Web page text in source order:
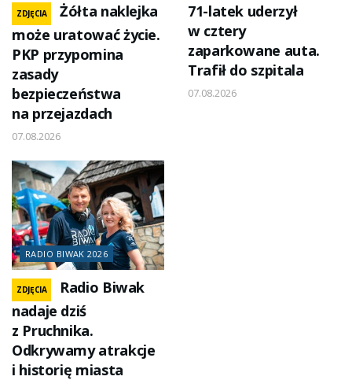
ZDJĘCIA
Żółta naklejka
może uratować życie.
PKP przypomina
zasady
bezpieczeństwa
na przejazdach
07.08.2026
71-latek uderzył
w cztery
zaparkowane auta.
Trafił do szpitala
07.08.2026
RADIO BIWAK 2026
ZDJĘCIA
Radio Biwak
nadaje dziś
z Pruchnika.
Odkrywamy atrakcje
i historię miasta